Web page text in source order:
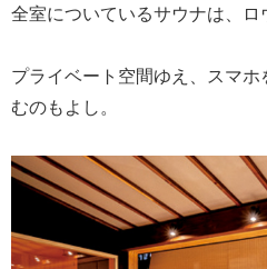
全室についているサウナは、ロ
プライベート空間ゆえ、スマ
むのもよし。